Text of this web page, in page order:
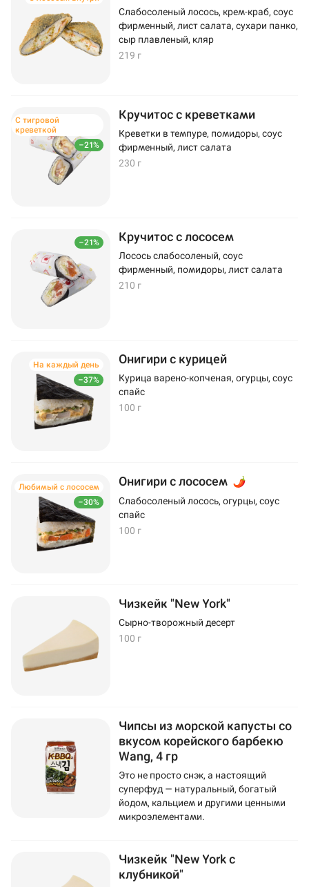
Слабосоленый лосось, крем-краб, соус
фирменный, лист салата, сухари панко,
сыр плавленый, кляр
219 г
–21%
С тигровой
креветкой
Кручитос с креветками
Креветки в темпуре, помидоры, соус
фирменный, лист салата
230 г
–21% Кручитос с лососем
Лосось слабосоленый, соус
фирменный, помидоры, лист салата
210 г
–37%
На каждый день Онигири с курицей
Курица варено-копченая, огурцы, соус
спайс
100 г
–30%
Любимый с лососем Онигири с лососем
Слабосоленый лосось, огурцы, соус
спайс
100 г
Чизкейк "New York"
Сырно-творожный десерт
100 г
Чипсы из морской капусты со
вкусом корейского барбекю
Wang, 4 гр
Это не просто снэк, а настоящий
суперфуд — натуральный, богатый
йодом, кальцием и другими ценными
микроэлементами.
Чизкейк "New York с
клубникой"